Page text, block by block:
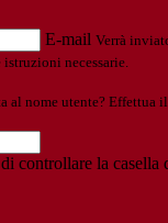
E-mail Verrà
necessarie.
al nome utente? Effettua
controllare la casella